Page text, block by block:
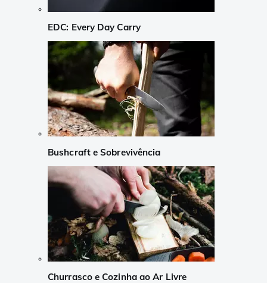
EDC: Every Day Carry
Bushcraft e Sobrevivência
Churrasco e Cozinha ao Ar Livre